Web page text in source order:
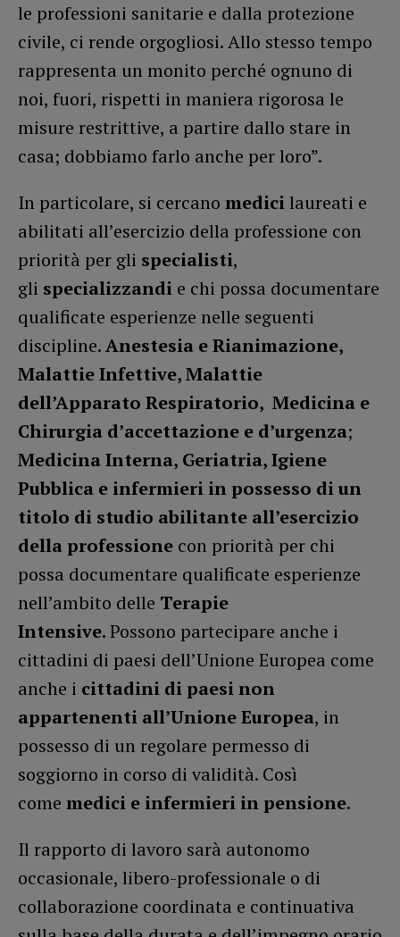
le professioni sanitarie e dalla protezione
civile, ci rende orgogliosi. Allo stesso tempo
rappresenta un monito perché ognuno di
noi, fuori, rispetti in maniera rigorosa le
misure restrittive, a partire dallo stare in
casa; dobbiamo farlo anche per loro”.
In particolare, si cercano medicilaureati e
abilitati all’esercizio della professione con
priorità per gli specialisti,
gli specializzandi e chi possa documentare
qualificate esperienze nelle seguenti
discipline.Anestesia e Rianimazione,
Malattie Infettive, Malattie
dell’Apparato Respiratorio, Medicina e
Chirurgia d’accettazione e d’urgenza;
Medicina Interna, Geriatria, Igiene
Pubblica e infermieri in possesso di un
titolo di studio abilitante all’esercizio
della professione con priorità per chi
possa documentare qualificate esperienze
nell’ambito delle Terapie
Intensive.Possono partecipare anche i
cittadini di paesi dell’Unione Europea come
anche i cittadini di paesi non
appartenenti all’Unione Europea, in
possesso di un regolare permesso di
soggiorno in corso di validità. Così
come medici e infermieri in pensione.
Il rapporto di lavoro sarà autonomo
occasionale, libero-professionale o di
collaborazione coordinata e continuativa